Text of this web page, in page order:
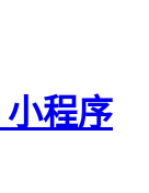
小程序